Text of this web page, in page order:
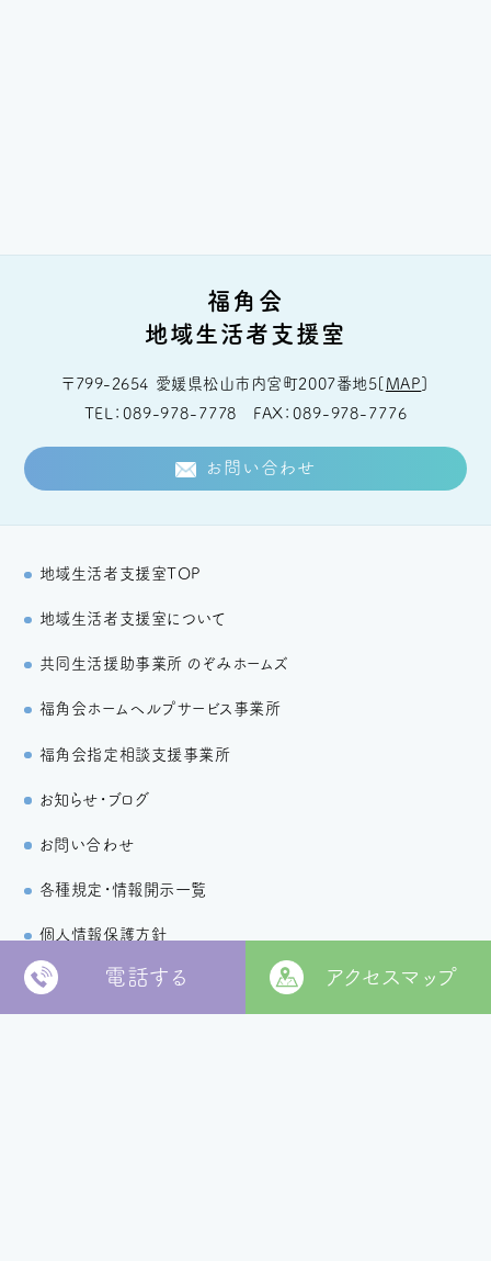
福角会
地域生活者支援室
〒799-2654 愛媛県松山市内宮町2007番地5 [ MAP ]
TEL
089-978-7778 FAX 089-978-7776
お問い合わせ
地域生活者支援室TOP
地域生活者支援室について
共同生活援助事業所 のぞみホームズ
福角会ホームヘルプサービス事業所
福角会指定相談支援事業所
お知らせ・ブログ
お問い合わせ
各種規定・情報開示一覧
個人情報保護方針
電話する アクセスマップ